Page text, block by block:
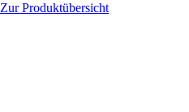
Zur Produktübersicht